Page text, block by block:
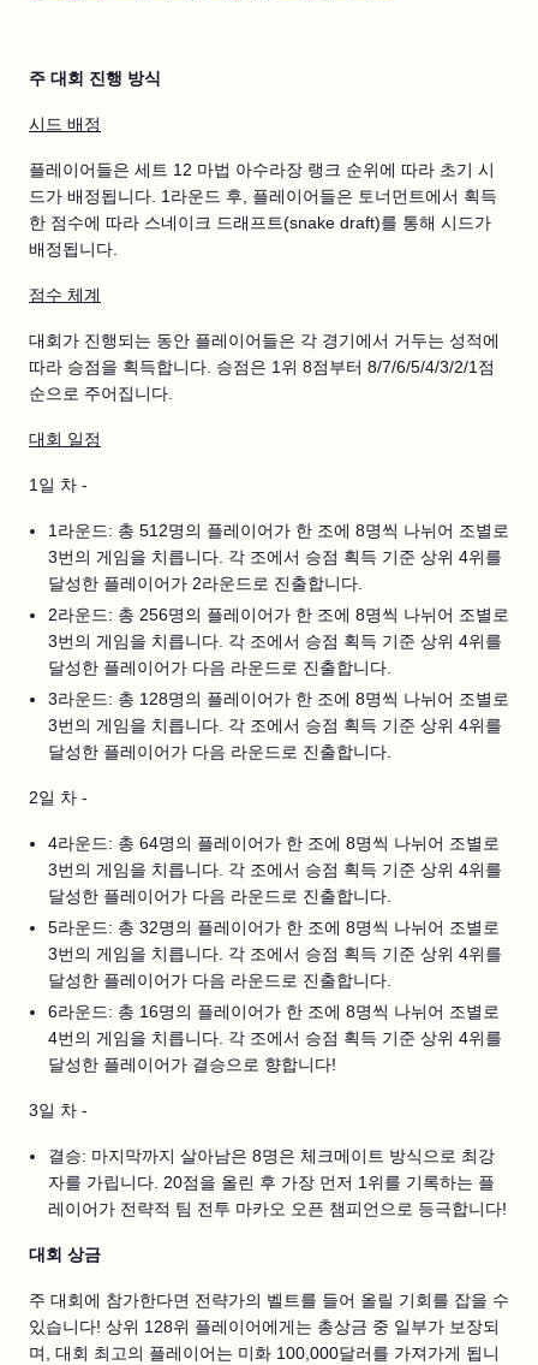
주 대회 진행 방식
시드 배정
플레이어들은 세트 12 마법 아수라장 랭크 순위에 따라 초기 시
드가 배정됩니다. 1라운드 후, 플레이어들은 토너먼트에서 획득
한 점수에 따라 스네이크 드래프트(snake draft)를 통해 시드가
배정됩니다.
점수 체계
대회가 진행되는 동안 플레이어들은 각 경기에서 거두는 성적에
따라 승점을 획득합니다. 승점은 1위 8점부터 8/7/6/5/4/3/2/1점
순으로 주어집니다.
대회 일정
1일 차 -
1라운드: 총 512명의 플레이어가 한 조에 8명씩 나뉘어 조별로
3번의 게임을 치릅니다. 각 조에서 승점 획득 기준 상위 4위를
달성한 플레이어가 2라운드로 진출합니다.
2라운드: 총 256명의 플레이어가 한 조에 8명씩 나뉘어 조별로
3번의 게임을 치릅니다. 각 조에서 승점 획득 기준 상위 4위를
달성한 플레이어가 다음 라운드로 진출합니다.
3라운드: 총 128명의 플레이어가 한 조에 8명씩 나뉘어 조별로
3번의 게임을 치릅니다. 각 조에서 승점 획득 기준 상위 4위를
달성한 플레이어가 다음 라운드로 진출합니다.
2일 차 -
4라운드: 총 64명의 플레이어가 한 조에 8명씩 나뉘어 조별로
3번의 게임을 치릅니다. 각 조에서 승점 획득 기준 상위 4위를
달성한 플레이어가 다음 라운드로 진출합니다.
5라운드: 총 32명의 플레이어가 한 조에 8명씩 나뉘어 조별로
3번의 게임을 치릅니다. 각 조에서 승점 획득 기준 상위 4위를
달성한 플레이어가 다음 라운드로 진출합니다.
6라운드: 총 16명의 플레이어가 한 조에 8명씩 나뉘어 조별로
4번의 게임을 치릅니다. 각 조에서 승점 획득 기준 상위 4위를
달성한 플레이어가 결승으로 향합니다!
3일 차 -
결승: 마지막까지 살아남은 8명은 체크메이트 방식으로 최강
자를 가립니다. 20점을 올린 후 가장 먼저 1위를 기록하는 플
레이어가 전략적 팀 전투 마카오 오픈 챔피언으로 등극합니다!
대회 상금
주 대회에 참가한다면 전략가의 벨트를 들어 올릴 기회를 잡을 수
있습니다! 상위 128위 플레이어에게는 총상금 중 일부가 보장되
며, 대회 최고의 플레이어는 미화 100,000달러를 가져가게 됩니